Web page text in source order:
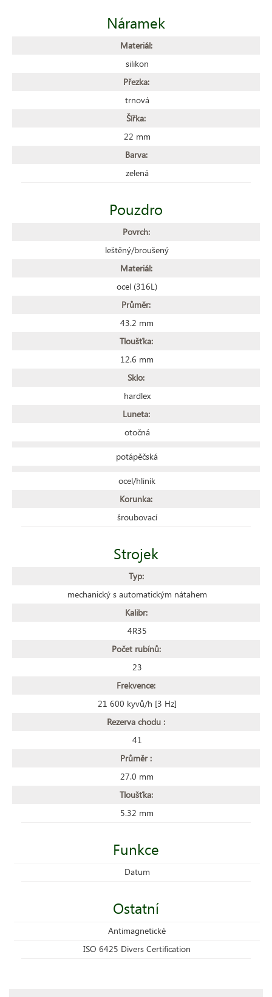
Náramek
Materiál:
silikon
Přezka:
trnová
Šířka:
22 mm
Barva:
zelená
Pouzdro
Povrch:
leštěný/broušený
Materiál:
ocel (316L)
Průměr:
43.2 mm
Tloušťka:
12.6 mm
Sklo:
hardlex
Luneta:
otočná
potápěčská
ocel/hliník
Korunka:
šroubovací
Strojek
Typ:
mechanický s automatickým nátahem
Kalibr:
4R35
Počet rubínů:
23
Frekvence:
21 600 kyvů/h [3 Hz]
Rezerva chodu :
41
Průměr :
27.0 mm
Tloušťka:
5.32 mm
Funkce
Datum
Ostatní
Antimagnetické
ISO 6425 Divers Certification